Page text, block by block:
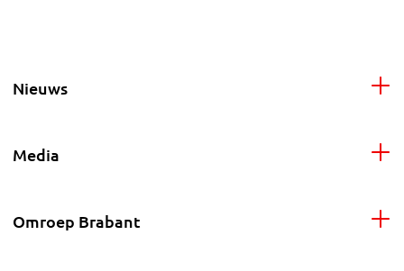
Nieuws
Media
Omroep Brabant